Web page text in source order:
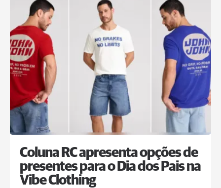
Coluna RC apresenta opções de
presentes para o Dia dos Pais na
Vibe Clothing